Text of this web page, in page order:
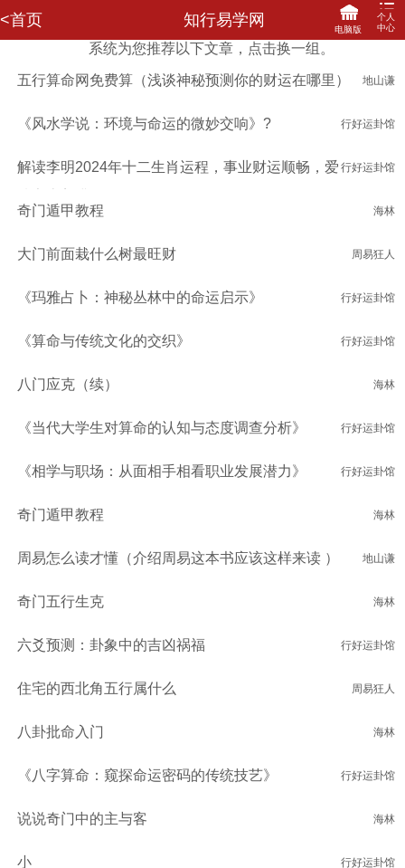
<首页 知行易学网
个人
中心
电脑版
登录
我要评价
我的信箱 我的收藏
关联登陆
系统为您推荐以下文章，点击换一组。
地山谦
五行算命网免费算（浅谈神秘预测你的财运在哪里）
行好运卦馆
《风水学说：环境与命运的微妙交响》?
行好运卦馆
解读李明2024年十二生肖运程，事业财运顺畅，爱
海林
奇门遁甲教程
周易狂人
大门前面栽什么树最旺财
行好运卦馆
《玛雅占卜：神秘丛林中的命运启示》
行好运卦馆
《算命与传统文化的交织》
海林
八门应克（续）
行好运卦馆
《当代大学生对算命的认知与态度调查分析》
行好运卦馆
《相学与职场：从面相手相看职业发展潜力》
海林
奇门遁甲教程
地山谦
周易怎么读才懂（介绍周易这本书应该这样来读 ）
海林
奇门五行生克
行好运卦馆
六爻预测：卦象中的吉凶祸福
周易狂人
住宅的西北角五行属什么
海林
八卦批命入门
行好运卦馆
《八字算命：窥探命运密码的传统技艺》
海林
说说奇门中的主与客
行好运卦馆
小